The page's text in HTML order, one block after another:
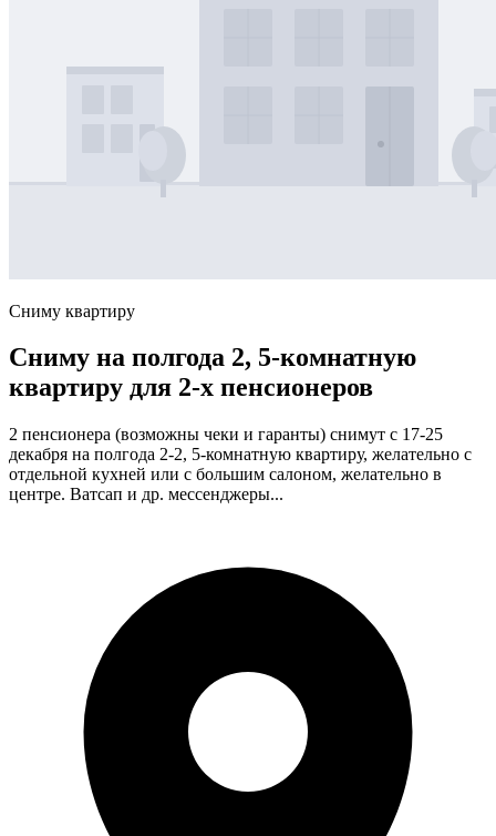
Сниму квартиру
Сниму на полгода 2, 5-комнатную
квартиру для 2-х пенсионеров
2 пенсионера (возможны чеки и гаранты) снимут с 17-25
декабря на полгода 2-2, 5-комнатную квартиру, желательно с
отдельной кухней или с большим салоном, желательно в
центре. Ватсап и др. мессенджеры...